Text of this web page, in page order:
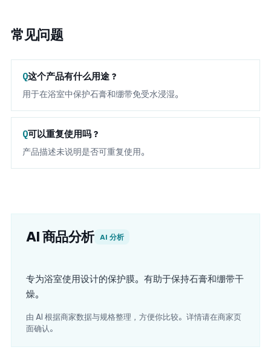
常见问题
这个产品有什么用途？
用于在浴室中保护石膏和绷带免受水浸湿。
可以重复使用吗？
产品描述未说明是否可重复使用。
AI 商品分析 AI 分析
专为浴室使用设计的保护膜。有助于保持石膏和绷带干
燥。
由 AI 根据商家数据与规格整理，方便你比较。详情请在商家页
面确认。